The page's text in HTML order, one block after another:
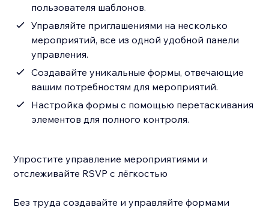
пользователя шаблонов.
Управляйте приглашениями на несколько
мероприятий, все из одной удобной панели
управления.
Создавайте уникальные формы, отвечающие
вашим потребностям для мероприятий.
Настройка формы с помощью перетаскивания
элементов для полного контроля.
Упростите управление мероприятиями и
отслеживайте RSVP с лёгкостью
Без труда создавайте и управляйте формами